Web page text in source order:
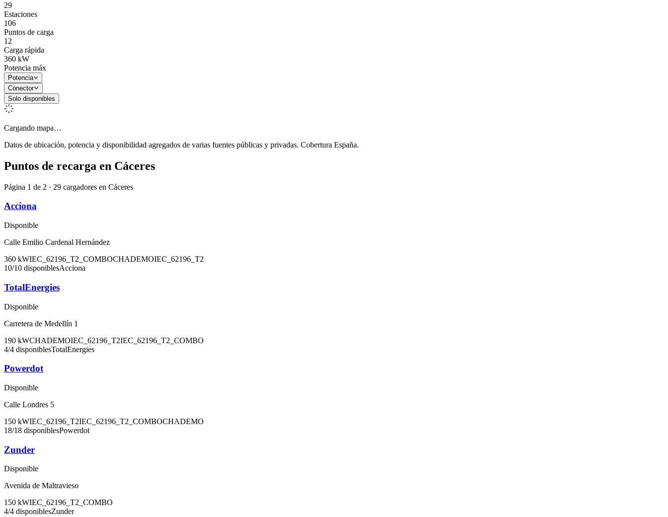
29
Estaciones
106
Puntos de carga
12
Carga rápida
360 kW
Potencia máx
Potencia
Conector
Solo disponibles
Cargando mapa…
Datos de ubicación, potencia y disponibilidad agregados de varias fuentes públicas y privadas. Cobertura España.
Puntos de recarga en Cáceres
Página 1 de 2 · 29 cargadores en Cáceres
Acciona
Disponible
Calle Emilio Cardenal Hernández
360 kWIEC_62196_T2_COMBOCHADEMOIEC_62196_T2
10/10 disponiblesAcciona
TotalEnergies
Disponible
Carretera de Medellín 1
190 kWCHADEMOIEC_62196_T2IEC_62196_T2_COMBO
4/4 disponiblesTotalEnergies
Powerdot
Disponible
Calle Londres 5
150 kWIEC_62196_T2IEC_62196_T2_COMBOCHADEMO
18/18 disponiblesPowerdot
Zunder
Disponible
Avenida de Maltravieso
150 kWIEC_62196_T2_COMBO
4/4 disponiblesZunder